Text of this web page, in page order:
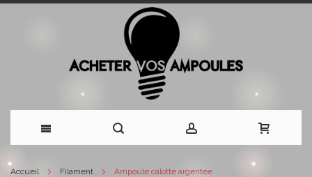
Accueil Filament Ampoule calotte argentée